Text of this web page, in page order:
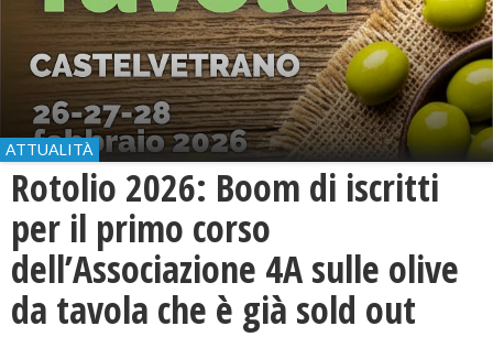
ATTUALITÀ
Rotolio 2026: Boom di iscritti
per il primo corso
dell’Associazione 4A sulle olive
da tavola che è già sold out